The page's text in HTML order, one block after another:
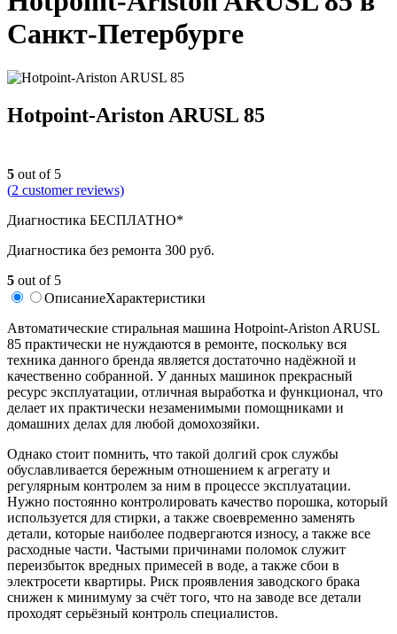
Санкт-Петербурге
Hotpoint-Ariston ARUSL 85
5 out of 5
(2 customer reviews)
Диагностика БЕСПЛАТНО*
Диагностика без ремонта 300 руб.
5 out of 5
ОписаниеХарактеристики
Автоматические стиральная машина Hotpoint-Ariston ARUSL
85 практически не нуждаются в ремонте, поскольку вся
техника данного бренда является достаточно надёжной и
качественно собранной. У данных машинок прекрасный
ресурс эксплуатации, отличная выработка и функционал, что
делает их практически незаменимыми помощниками и
домашних делах для любой домохозяйки.
Однако стоит помнить, что такой долгий срок службы
обуславливается бережным отношением к агрегату и
регулярным контролем за ним в процессе эксплуатации.
Нужно постоянно контролировать качество порошка, который
используется для стирки, а также своевременно заменять
детали, которые наиболее подвергаются износу, а также все
расходные части. Частыми причинами поломок служит
переизбыток вредных примесей в воде, а также сбои в
электросети квартиры. Риск проявления заводского брака
снижен к минимуму за счёт того, что на заводе все детали
проходят серьёзный контроль специалистов.